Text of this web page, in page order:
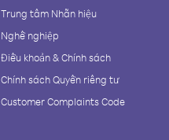
Trung tâm Nhãn hiệu
Nghề nghiệp
Điều khoản & Chính sách
Chính sách Quyền riêng tư
Customer Complaints Code